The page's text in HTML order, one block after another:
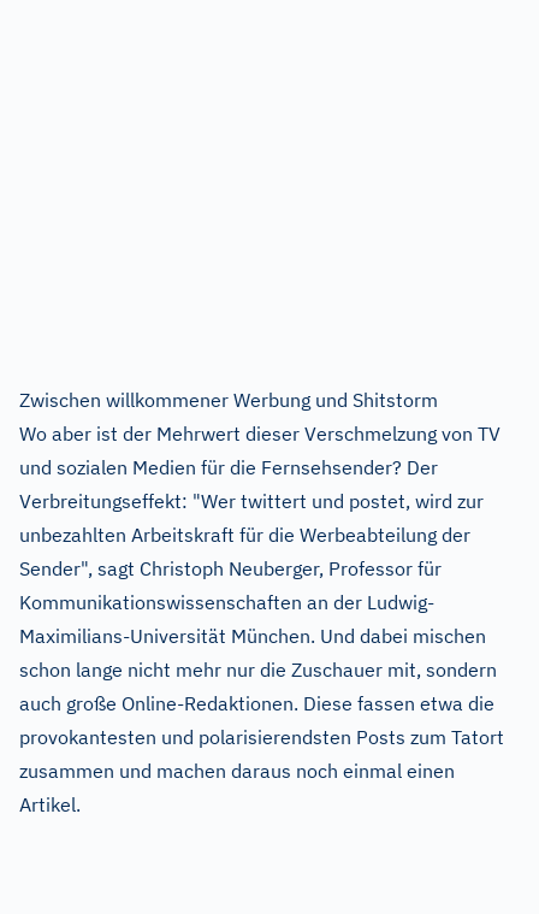
Zwischen willkommener Werbung und Shitstorm
Wo aber ist der Mehrwert dieser Verschmelzung von TV
und sozialen Medien für die Fernsehsender? Der
Verbreitungseffekt: "Wer twittert und postet, wird zur
unbezahlten Arbeitskraft für die Werbeabteilung der
Sender", sagt Christoph Neuberger, Professor für
Kommunikationswissenschaften an der Ludwig-
Maximilians-Universität München. Und dabei mischen
schon lange nicht mehr nur die Zuschauer mit, sondern
auch große Online-Redaktionen. Diese fassen etwa die
provokantesten und polarisierendsten Posts zum Tatort
zusammen und machen daraus noch einmal einen
Artikel.